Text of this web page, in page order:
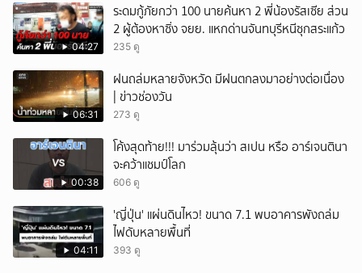
04:27
ระดมกู้ภัยกว่า 100 นายค้นหา 2 พี่น้องรัสเซีย ส่วน
2 ผู้ต้องหาซิ่ง จยย. แหกด่านจันทบุรีหนีซุกสระแก้ว
235 ดู
06:31
ฝนถล่มหลายจังหวัด มีฝนตกลงมาอย่างต่อเนื่อง
| ข่าวช่องวัน
273 ดู
00:38
โค้งสุดท้าย!!! มาร่วมลุ้นว่า สเปน หรือ อาร์เจนตินา
จะคว้าแชมป์โลก
606 ดู
04:11
'ญี่ปุ่น' แผ่นดินไหว! ขนาด 7.1 พบอาคารพังถล่ม
ไฟดับหลายพื้นที่
393 ดู